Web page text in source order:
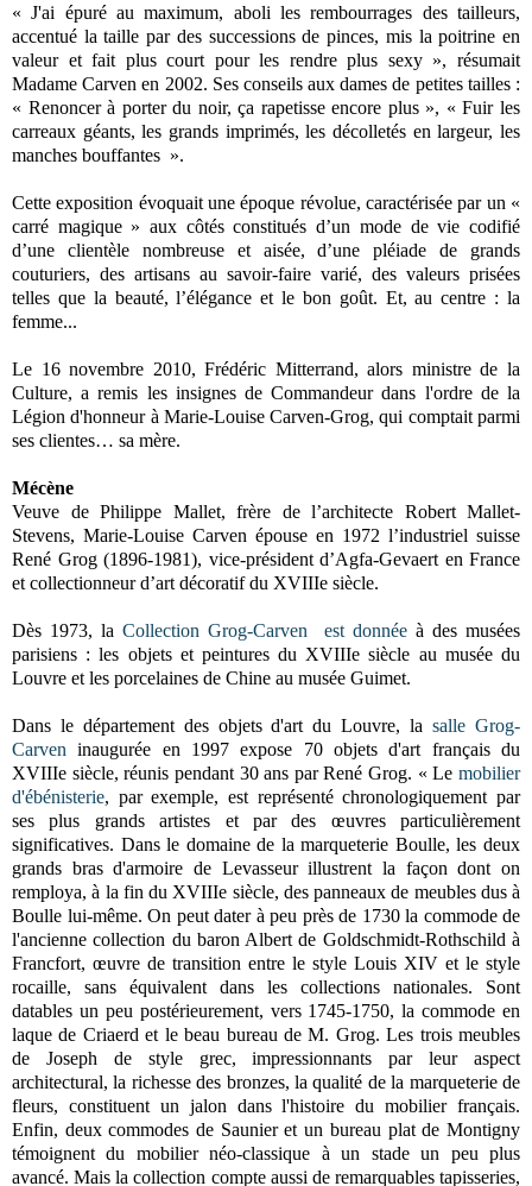
« J'ai épuré au maximum, aboli les rembourrages des tailleurs,
accentué la taille par des successions de pinces, mis la poitrine en
valeur et fait plus court pour les rendre plus sexy », résumait
Madame Carven en 2002. Ses conseils aux dames de petites tailles :
« Renoncer à porter du noir, ça rapetisse encore plus », « Fuir les
carreaux géants, les grands imprimés, les décolletés en largeur, les
manches bouffantes ».
Cette exposition évoquait une époque révolue, caractérisée par un «
carré magique » aux côtés constitués d’un mode de vie codifié
d’une clientèle nombreuse et aisée, d’une pléiade de grands
couturiers, des artisans au savoir-faire varié, des valeurs prisées
telles que la beauté, l’élégance et le bon goût. Et, au centre : la
femme...
Le 16 novembre 2010, Frédéric Mitterrand, alors ministre de la
Culture, a remis les insignes de Commandeur dans l'ordre de la
Légion d'honneur à Marie-Louise Carven-Grog, qui comptait parmi
ses clientes… sa mère.
Mécène
Veuve de Philippe Mallet, frère de l’architecte Robert Mallet-
Stevens, Marie-Louise Carven épouse en 1972 l’industriel suisse
René Grog (1896-1981), vice-président d’Agfa-Gevaert en France
et collectionneur d’art décoratif du XVIIIe siècle.
Dès 1973, la Collection Grog-Carven est donnée à des musées
parisiens : les objets et peintures du XVIIIe siècle au musée du
Louvre et les porcelaines de Chine au musée Guimet.
Dans le département des objets d'art du Louvre, lasalle Grog-
Carven inaugurée en 1997 expose 70 objets d'art français du
XVIIIe siècle, réunis pendant 30 ans par René Grog. « Le mobilier
d'ébénisterie, par exemple, est représenté chronologiquement par
ses plus grands artistes et par des œuvres particulièrement
significatives. Dans le domaine de la marqueterie Boulle, les deux
grands bras d'armoire de Levasseur illustrent la façon dont on
remploya, à la fin du XVIIIe siècle, des panneaux de meubles dus à
Boulle lui-même. On peut dater à peu près de 1730 la commode de
l'ancienne collection du baron Albert de Goldschmidt-Rothschild à
Francfort, œuvre de transition entre le style Louis XIV et le style
rocaille, sans équivalent dans les collections nationales. Sont
datables un peu postérieurement, vers 1745-1750, la commode en
laque de Criaerd et le beau bureau de M. Grog. Les trois meubles
de Joseph de style grec, impressionnants par leur aspect
architectural, la richesse des bronzes, la qualité de la marqueterie de
fleurs, constituent un jalon dans l'histoire du mobilier français.
Enfin, deux commodes de Saunier et un bureau plat de Montigny
témoignent du mobilier néo-classique à un stade un peu plus
avancé. Mais la collection compte aussi de remarquables tapisseries,